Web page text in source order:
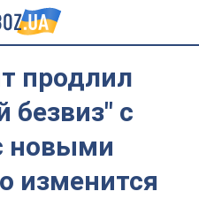
продлил
безвиз" с
новыми
изменится